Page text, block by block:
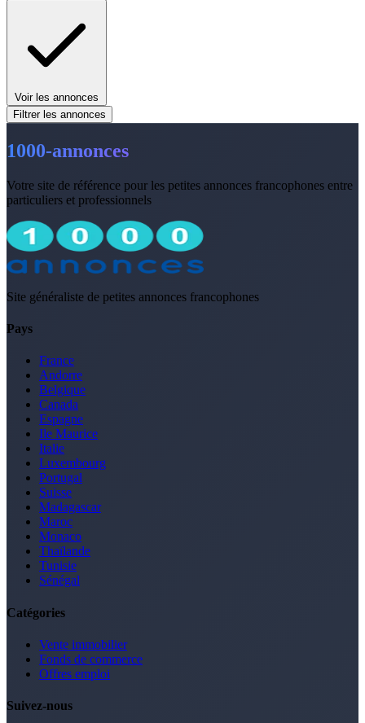
Voir les annonces
Filtrer les annonces
1000-annonces
Votre site de référence pour les petites annonces francophones entre
particuliers et professionnels
Site généraliste de petites annonces francophones
Pays
France
Andorre
Belgique
Canada
Espagne
Ile Maurice
Italie
Luxembourg
Portugal
Suisse
Madagascar
Maroc
Monaco
Thaïlande
Tunisie
Sénégal
Catégories
Vente immobilier
Fonds de commerce
Offres emploi
Suivez-nous